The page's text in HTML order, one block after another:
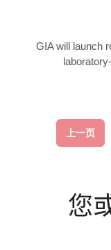
GIA will launch
上一页
您